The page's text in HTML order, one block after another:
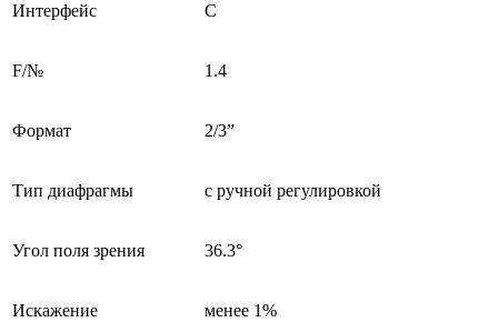
Интерфейс C
F/№ 1.4
Формат 2/3”
Тип диафрагмы с ручной регулировкой
Угол поля зрения 36.3°
Искажение менее 1%